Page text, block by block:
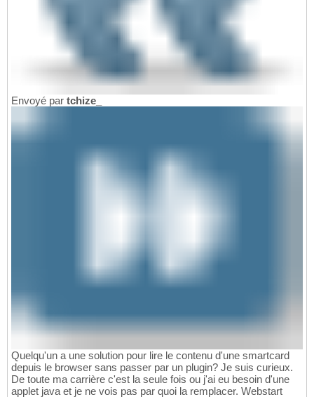
Envoyé par tchize_
Quelqu'un a une solution pour lire le contenu d'une smartcard
depuis le browser sans passer par un plugin? Je suis curieux.
De toute ma carrière c'est la seule fois ou j'ai eu besoin d'une
applet java et je ne vois pas par quoi la remplacer. Webstart